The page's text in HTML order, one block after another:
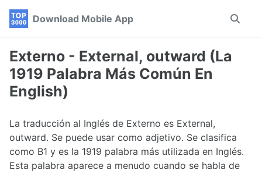
Skip
navigation
Skip
Skip
Download Mobile App
Toggle
Externo - External, outward (La
1919 Palabra Más Común En
English)
La traducción al Inglés de Externo es External,
outward. Se puede usar como adjetivo. Se clasifica
como B1 y es la 1919 palabra más utilizada en Inglés.
Esta palabra aparece a menudo cuando se habla de